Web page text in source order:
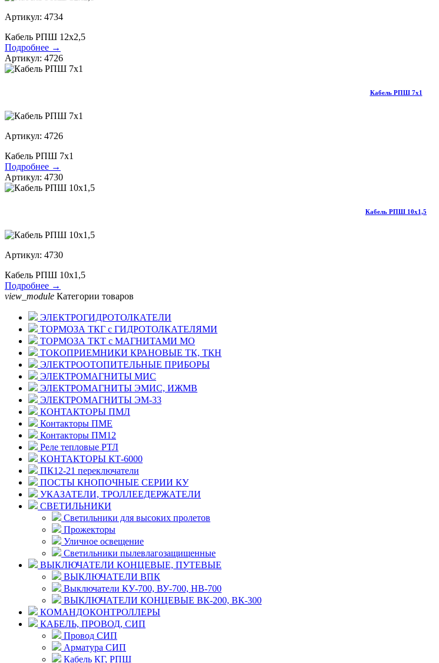
Артикул: 4734
Кабель РПШ 12х2,5
Подробнее →
Артикул: 4726
Кабель РПШ 7х1
Артикул: 4726
Кабель РПШ 7х1
Подробнее →
Артикул: 4730
Кабель РПШ 10х1,5
Артикул: 4730
Кабель РПШ 10х1,5
Подробнее →
view_module Категории товаров
ЭЛЕКТРОГИДРОТОЛКАТЕЛИ
ТОРМОЗА ТКГ с ГИДРОТОЛКАТЕЛЯМИ
ТОРМОЗА ТКТ с МАГНИТАМИ МО
ТОКОПРИЕМНИКИ КРАНОВЫЕ ТК, ТКН
ЭЛЕКТРООТОПИТЕЛЬНЫЕ ПРИБОРЫ
ЭЛЕКТРОМАГНИТЫ МИС
ЭЛЕКТРОМАГНИТЫ ЭМИС, ИЖМВ
ЭЛЕКТРОМАГНИТЫ ЭМ-33
КОНТАКТОРЫ ПМЛ
Контакторы ПМЕ
Контакторы ПМ12
Реле тепловые РТЛ
КОНТАКТОРЫ КТ-6000
ПК12-21 переключатели
ПОСТЫ КНОПОЧНЫЕ СЕРИИ КУ
УКАЗАТЕЛИ, ТРОЛЛЕЕДЕРЖАТЕЛИ
СВЕТИЛЬНИКИ
Светильники для высоких пролетов
Прожекторы
Уличное освещение
Светильники пылевлагозащищенные
ВЫКЛЮЧАТЕЛИ КОНЦЕВЫЕ, ПУТЕВЫЕ
ВЫКЛЮЧАТЕЛИ ВПК
Выключатели КУ-700, ВУ-700, НВ-700
ВЫКЛЮЧАТЕЛИ КОНЦЕВЫЕ ВК-200, ВК-300
КОМАНДОКОНТРОЛЛЕРЫ
КАБЕЛЬ, ПРОВОД, СИП
Провод СИП
Арматура СИП
Кабель КГ, РПШ